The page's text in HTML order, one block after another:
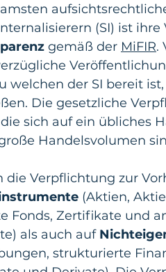
(SI) ist
gemäß der MiFIR.
welchen der SI bereit
Die gesetzliche
sich auf ein übliches
Handelsvolumen
die Verpflichtung zur
(Aktien,
Fonds, Zertifikate und
als auch auf
strukturierte